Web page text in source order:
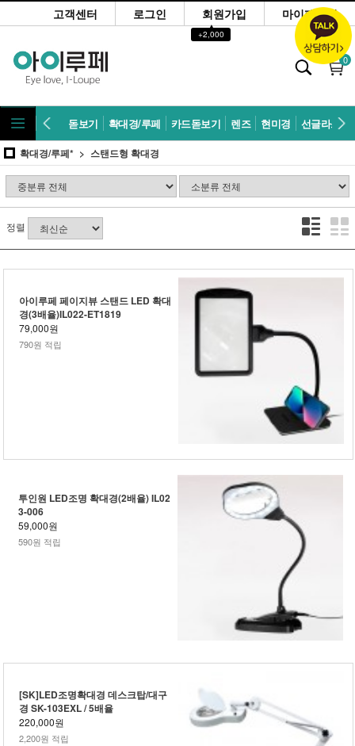
고객센터 로그인 회원가입
▲
+2,000
마이페이지
0
돋보기 확대경/루페 카드돋보기 렌즈 현미경 선글라스
확대경/루페* 스탠드형 확대경
정렬
아이루페 페이지뷰 스탠드 LED 확대
경(3배율)IL022-ET1819
79,000원
790원 적립
투인원 LED조명 확대경(2배율) IL02
3-006
59,000원
590원 적립
[SK]LED조명확대경 데스크탑/대구
경 SK-103EXL / 5배율
220,000원
2,200원 적립